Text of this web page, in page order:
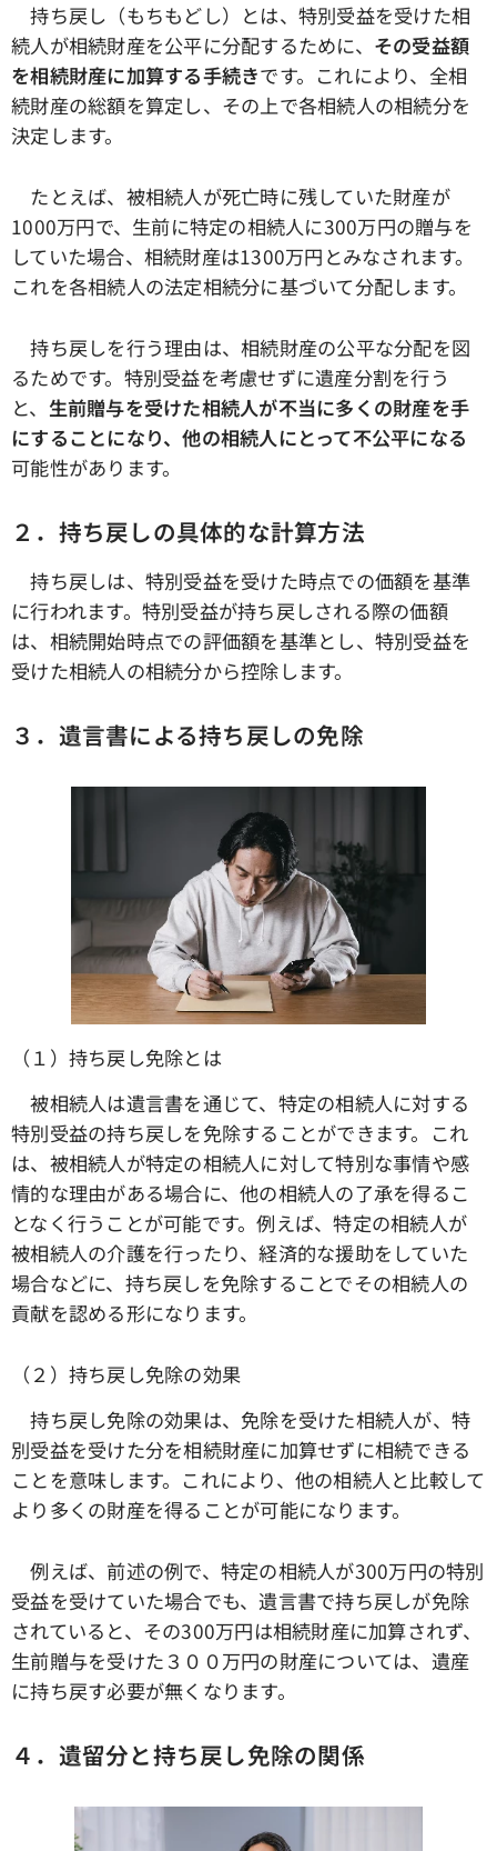
持ち戻し（もちもどし）とは、特別受益を受けた相
続人が相続財産を公平に分配するために、 その受益額
を相続財産に加算する手続きです。これにより、全相
続財産の総額を算定し、その上で各相続人の相続分を
決定します。
たとえば、被相続人が死亡時に残していた財産が
1000万円で、生前に特定の相続人に300万円の贈与を
していた場合、相続財産は1300万円とみなされます。
これを各相続人の法定相続分に基づいて分配します。
持ち戻しを行う理由は、相続財産の公平な分配を図
るためです。特別受益を考慮せずに遺産分割を行う
と、 生前贈与を受けた相続人が不当に多くの財産を手
にすることになり、他の相続人にとって不公平になる
可能性があります。
２．持ち戻しの具体的な計算方法
持ち戻しは、特別受益を受けた時点での価額を基準
に行われます。特別受益が持ち戻しされる際の価額
は、相続開始時点での評価額を基準とし、特別受益を
受けた相続人の相続分から控除します。
３．遺言書による持ち戻しの免除
（１）持ち戻し免除とは
被相続人は遺言書を通じて、特定の相続人に対する
特別受益の持ち戻しを免除することができます。これ
は、被相続人が特定の相続人に対して特別な事情や感
情的な理由がある場合に、他の相続人の了承を得るこ
となく行うことが可能です。例えば、特定の相続人が
被相続人の介護を行ったり、経済的な援助をしていた
場合などに、持ち戻しを免除することでその相続人の
貢献を認める形になります。
（２）持ち戻し免除の効果
持ち戻し免除の効果は、免除を受けた相続人が、特
別受益を受けた分を相続財産に加算せずに相続できる
ことを意味します。これにより、他の相続人と比較して
より多くの財産を得ることが可能になります。
例えば、前述の例で、特定の相続人が300万円の特別
受益を受けていた場合でも、遺言書で持ち戻しが免除
されていると、その300万円は相続財産に加算されず、
生前贈与を受けた３００万円の財産については、遺産
に持ち戻す必要が無くなります。
４．遺留分と持ち戻し免除の関係